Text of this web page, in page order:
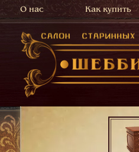
О нас Как купить